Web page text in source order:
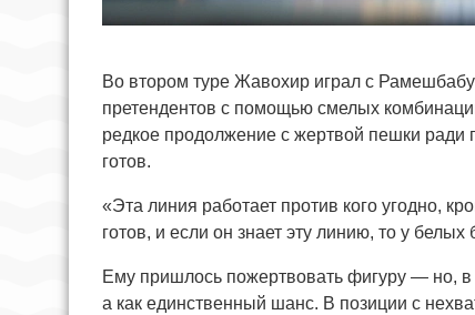
Во втором туре Жавохир играл с
претендентов с помощью смелых
редкое продолжение с жертвой пешки ради
готов.
«Эта линия работает против кого угодно,
готов, и если он знает эту линию, то у
Ему пришлось пожертвовать фигуру — но, в
а как единственный шанс. В позиции с